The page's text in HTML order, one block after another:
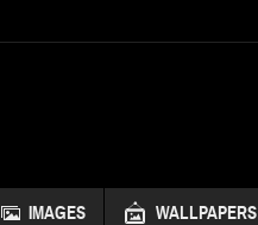
IMAGES WALLPAPERS